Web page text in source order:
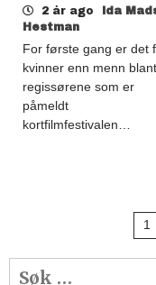
2 år ago
Ida
Hestman
For første gang er det
kvinner enn menn blant
regissørene som er
påmeldt
kortfilmfestivalen…
1
Søk